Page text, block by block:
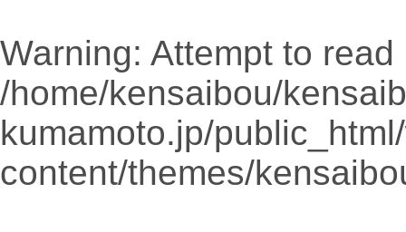
Warning: Attempt to
/home/kensaibou/
kumamoto.jp/
content/themes/